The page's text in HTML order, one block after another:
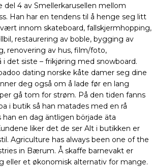
4 av Smellerkarusellen mellom
Han har en tendens til å henge seg litt
innom skateboard, fallskjermhopping,
restaurering av boble, bygging av
renovering av hus, film/foto,
det siste – frikjøring med snowboard.
dating norske kåte damer seg dine
deg også om å lade før en lang
gå tom for strøm. På den tiden fanns
i butik så han matades med en rå
han en dag äntligen började äta
liker det de ser Alt i butikken er
Agriculture has always been one of the
in Bærum. Å skaffe barnevakt er
eller et økonomisk alternativ for mange.